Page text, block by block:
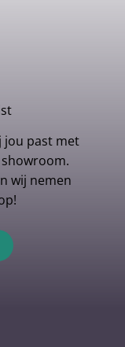
jou past met
wij nemen